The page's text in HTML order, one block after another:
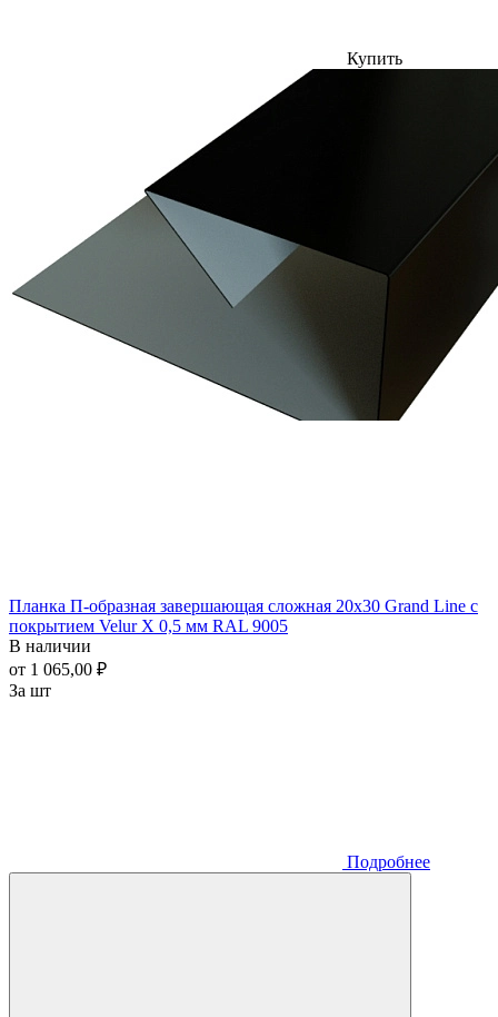
Купить
Планка П-образная завершающая сложная 20x30 Grand Line с
покрытием Velur X 0,5 мм RAL 9005
В наличии
от 1 065,00 ₽
За шт
Подробнее